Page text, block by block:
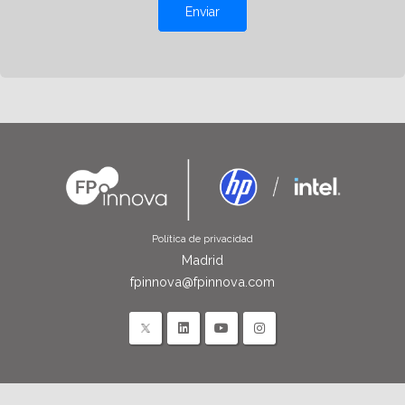
Enviar
Política de privacidad
Madrid
fpinnova@fpinnova.com